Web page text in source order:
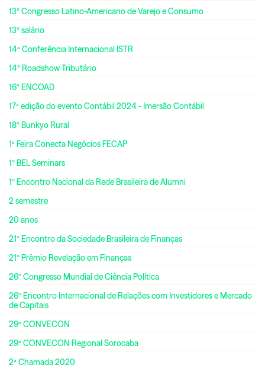
13º Congresso Latino-Americano de Varejo e Consumo
13º salário
14ª Conferência Internacional ISTR
14º Roadshow Tributário
16º ENCOAD
17ª edição do evento Contábil 2024 - Imersão Contábil
18º Bunkyo Rural
1ª Feira Conecta Negócios FECAP
1º BEL Seminars
1º Encontro Nacional da Rede Brasileira de Alumni
2 semestre
20 anos
21º Encontro da Sociedade Brasileira de Finanças
21º Prêmio Revelação em Finanças
26º Congresso Mundial de Ciência Política
26º Encontro Internacional de Relações com Investidores e Mercado
de Capitais
29ª CONVECON
29ª CONVECON Regional Sorocaba
2ª Chamada 2020